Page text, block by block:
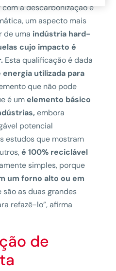
a descarbonização e
um aspecto mais
de uma indústria hard-
cujo impacto é
Esta qualificação é dada
utilizada para
que não pode
é umelemento básico
embora
potencial
estudos que mostram
é 100% reciclável
simples, porque
um forno alto ou em
são as duas grandes
refazê-lo”, afirma
de